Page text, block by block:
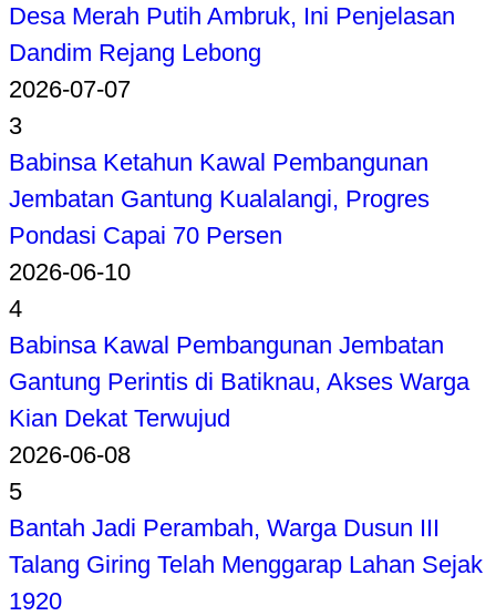
Desa Merah Putih Ambruk, Ini Penjelasan
Dandim Rejang Lebong
2026-07-07
3
Babinsa Ketahun Kawal Pembangunan
Jembatan Gantung Kualalangi, Progres
Pondasi Capai 70 Persen
2026-06-10
4
Babinsa Kawal Pembangunan Jembatan
Gantung Perintis di Batiknau, Akses Warga
Kian Dekat Terwujud
2026-06-08
5
Bantah Jadi Perambah, Warga Dusun III
Talang Giring Telah Menggarap Lahan Sejak
1920